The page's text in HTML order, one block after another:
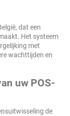
dat een
Het systeem
met
wachttijden en
uw POS-
de